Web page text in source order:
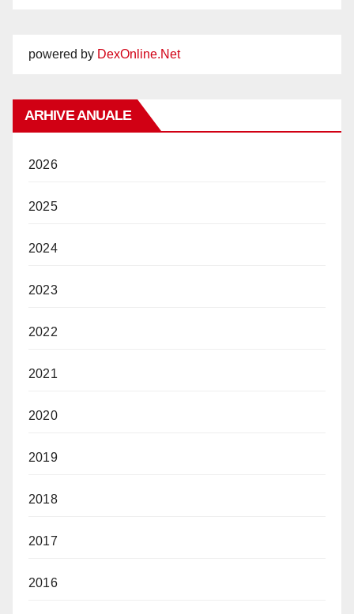
powered by DexOnline.Net
ARHIVE ANUALE
2026
2025
2024
2023
2022
2021
2020
2019
2018
2017
2016